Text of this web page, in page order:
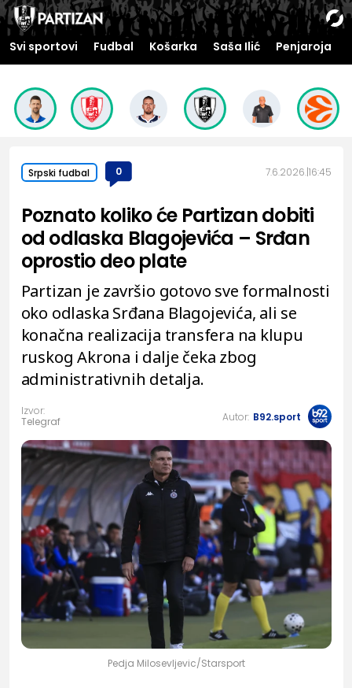
Svi sportovi Fudbal Košarka Saša Ilić Penjaroja
Srpski fudbal 0 7.6.2026. 16:45
Poznato koliko će Partizan dobiti
od odlaska Blagojevića – Srđan
oprostio deo plate
Partizan je završio gotovo sve formalnosti
oko odlaska Srđana Blagojevića, ali se
konačna realizacija transfera na klupu
ruskog Akrona i dalje čeka zbog
administrativnih detalja.
Izvor:
Telegraf
Autor: B92.sport
Pedja Milosevljevic/Starsport